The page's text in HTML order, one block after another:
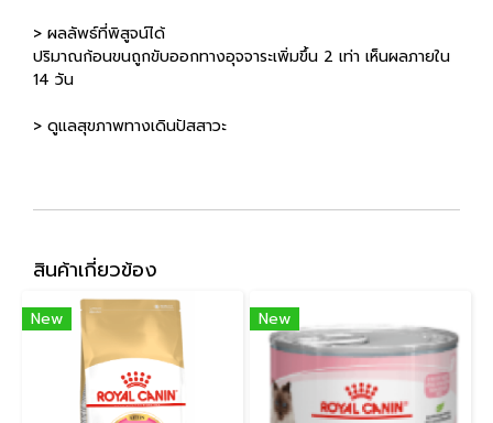
> ผลลัพธ์ที่พิสูจน์ได้
ปริมาณก้อนขนถูกขับออกทางอุจจาระเพิ่มขึ้น 2 เท่า เห็นผลภายใน
14 วัน
> ดูแลสุขภาพทางเดินปัสสาวะ
สินค้าเกี่ยวข้อง
New New